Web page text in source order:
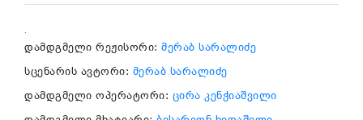
.
დამდგმელი რეჟისორი: მერაბ სარალიძე
სცენარის ავტორი: მერაბ სარალიძე
დამდგმელი ოპერატორი: ცირა კენჭიაშვილი